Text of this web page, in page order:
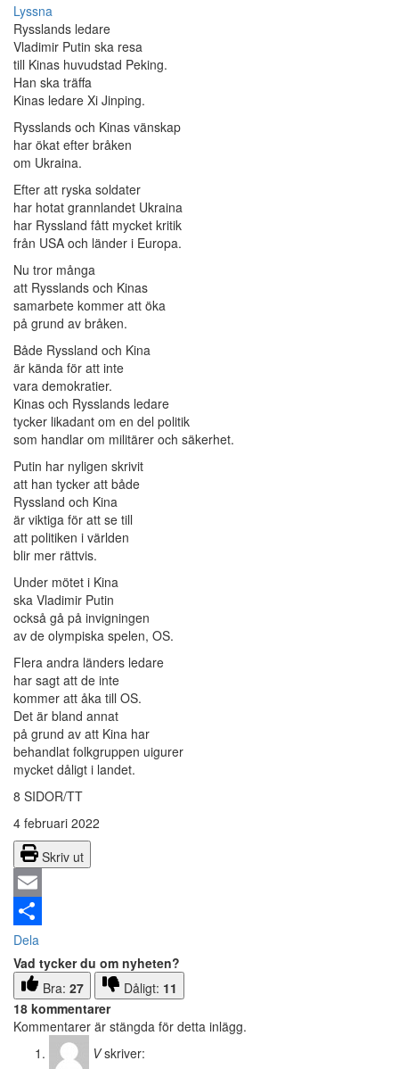
Lyssna
Rysslands ledare
Vladimir Putin ska resa
till Kinas huvudstad Peking.
Han ska träffa
Kinas ledare Xi Jinping.
Rysslands och Kinas vänskap
har ökat efter bråken
om Ukraina.
Efter att ryska soldater
har hotat grannlandet Ukraina
har Ryssland fått mycket kritik
från USA och länder i Europa.
Nu tror många
att Rysslands och Kinas
samarbete kommer att öka
på grund av bråken.
Både Ryssland och Kina
är kända för att inte
vara demokratier.
Kinas och Rysslands ledare
tycker likadant om en del politik
som handlar om militärer och säkerhet.
Putin har nyligen skrivit
att han tycker att både
Ryssland och Kina
är viktiga för att se till
att politiken i världen
blir mer rättvis.
Under mötet i Kina
ska Vladimir Putin
också gå på invigningen
av de olympiska spelen, OS.
Flera andra länders ledare
har sagt att de inte
kommer att åka till OS.
Det är bland annat
på grund av att Kina har
behandlat folkgruppen uigurer
mycket dåligt i landet.
8 SIDOR/TT
4 februari 2022
Skriv ut
Email
Dela
Vad tycker du om nyheten?
Bra: 27 Dåligt: 11
18 kommentarer
Kommentarer är stängda för detta inlägg.
V skriver: